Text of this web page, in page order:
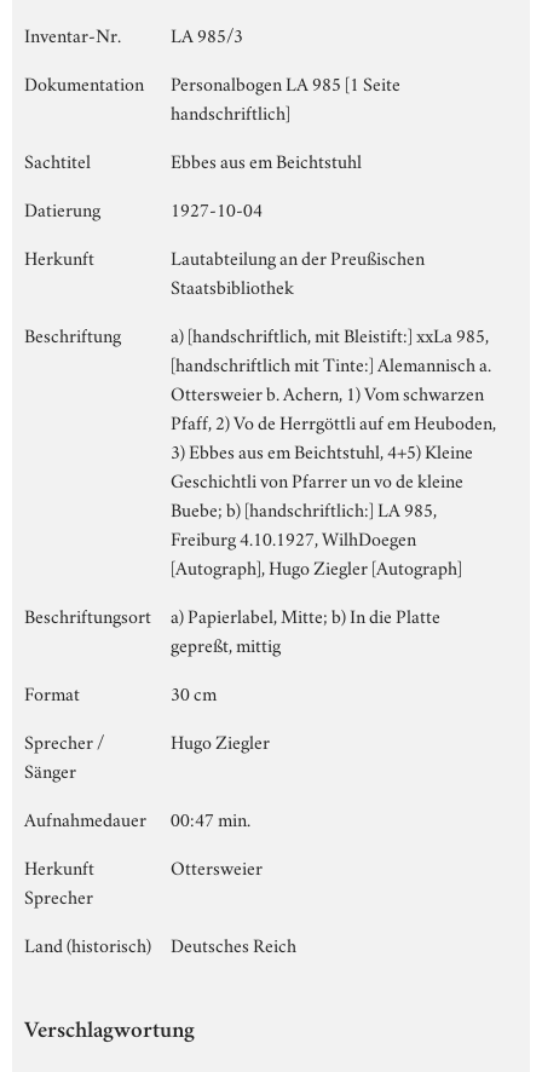
Inventar-Nr.
LA 985/3
Dokumentation
Personalbogen LA 985 [1 Seite
handschriftlich]
Sachtitel
Ebbes aus em Beichtstuhl
Datierung
1927-10-04
Herkunft
Lautabteilung an der Preußischen
Staatsbibliothek
Beschriftung
a) [handschriftlich, mit Bleistift:] xxLa 985,
[handschriftlich mit Tinte:] Alemannisch a.
Ottersweier b. Achern, 1) Vom schwarzen
Pfaff, 2) Vo de Herrgöttli auf em Heuboden,
3) Ebbes aus em Beichtstuhl, 4+5) Kleine
Geschichtli von Pfarrer un vo de kleine
Buebe; b) [handschriftlich:] LA 985,
Freiburg 4.10.1927, WilhDoegen
[Autograph], Hugo Ziegler [Autograph]
Beschriftungsort
a) Papierlabel, Mitte; b) In die Platte
gepreßt, mittig
Format
30 cm
Sprecher /
Sänger
Hugo Ziegler
Aufnahmedauer
00:47 min.
Herkunft
Sprecher
Ottersweier
Land (historisch) Deutsches Reich
Verschlagwortung